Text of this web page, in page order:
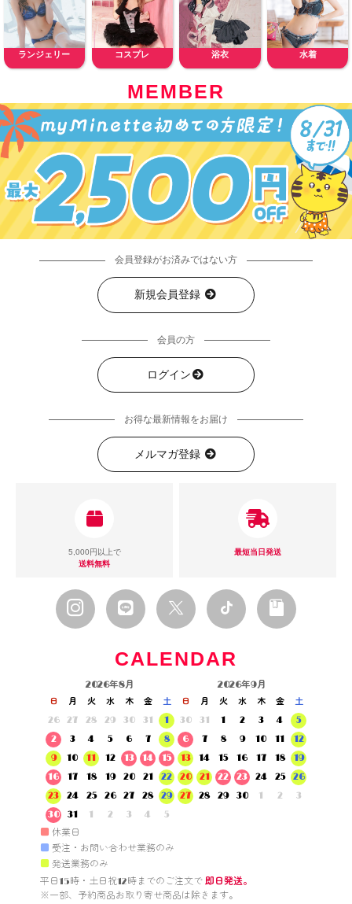
ランジェリー コスプレ 浴衣 水着
MEMBER
会員登録がお済みではない方
新規会員登録
会員の方
ログイン
お得な最新情報をお届け
メルマガ登録
5,000円以上で
送料無料
最短当日発送
CALENDAR
2026年8月
日 月 火 水 木 金
土
26
27 28 29 30 31
1
2
3 4 5 6 7
8
9
10 11 12 13 14
15
16
17 18 19 20 21
22
23
24 25 26 27 28
29
30
31 1 2 3 4 5
2026年9月
日 月 火 水 木 金
土
30
31 1 2 3 4
5
6
7 8 9 10 11
12
13
14 15 16 17 18
19
20
21 22 23 24 25
26
27
28 29 30 1 2 3
■ 休業日
■ 受注・お問い合わせ業務のみ
■ 発送業務のみ
平日15時・土日祝12時までのご注文で 即日発送。
※一部、予約商品お取り寄せ商品は除きます。